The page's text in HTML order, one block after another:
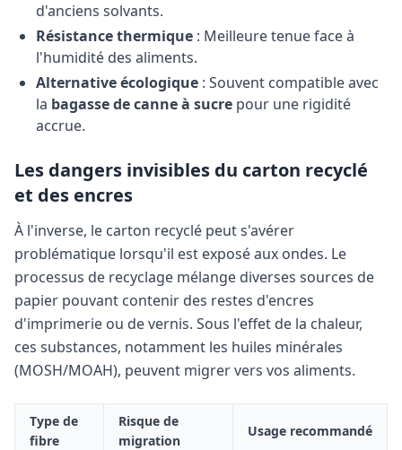
d'anciens solvants.
Résistance thermique : Meilleure tenue face à
l'humidité des aliments.
Alternative écologique : Souvent compatible avec
la bagasse de canne à sucre pour une rigidité
accrue.
Les dangers invisibles du carton recyclé
et des encres
À l'inverse, le carton recyclé peut s'avérer
problématique lorsqu'il est exposé aux ondes. Le
processus de recyclage mélange diverses sources de
papier pouvant contenir des restes d'encres
d'imprimerie ou de vernis. Sous l'effet de la chaleur,
ces substances, notamment les huiles minérales
(MOSH/MOAH), peuvent migrer vers vos aliments.
Type de
fibre
Risque de
migration
Usage recommandé